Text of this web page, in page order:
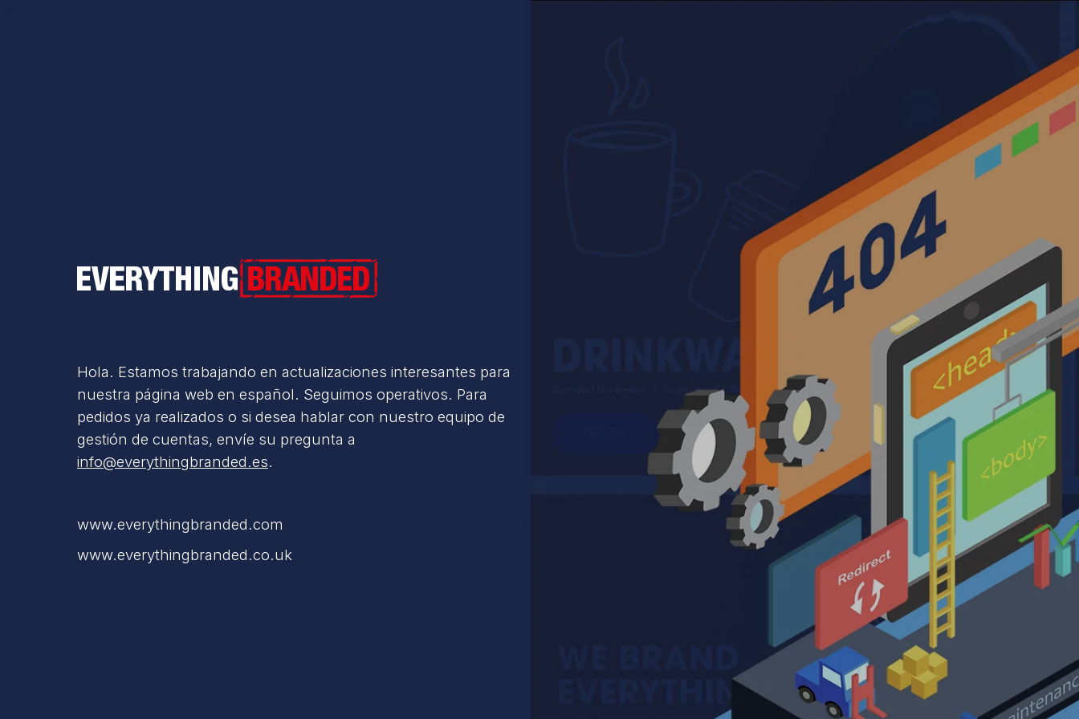
Everything Branded
Hola. Estamos trabajando en actualizaciones interesantes para
nuestra página web en español. Seguimos operativos. Para
pedidos ya realizados o si desea hablar con nuestro equipo de
gestión de cuentas, envíe su pregunta a
info@everythingbranded.es.
www.everythingbranded.com
www.everythingbranded.co.uk